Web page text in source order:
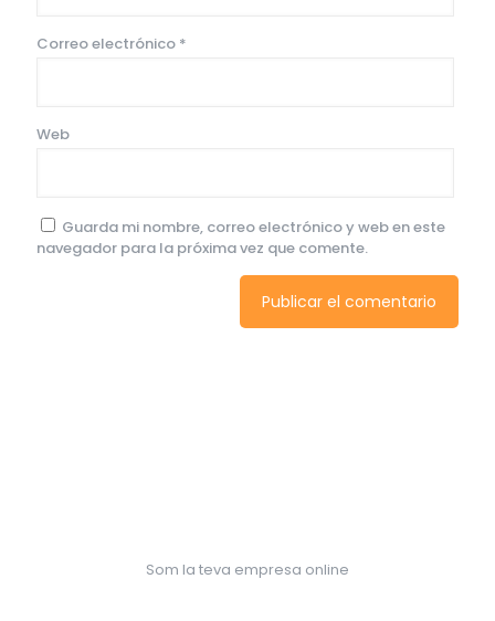
Correo electrónico *
Web
Guarda mi nombre, correo electrónico y web en este
navegador para la próxima vez que comente.
Som la teva empresa online